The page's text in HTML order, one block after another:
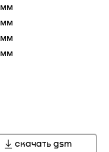
скачать gsm